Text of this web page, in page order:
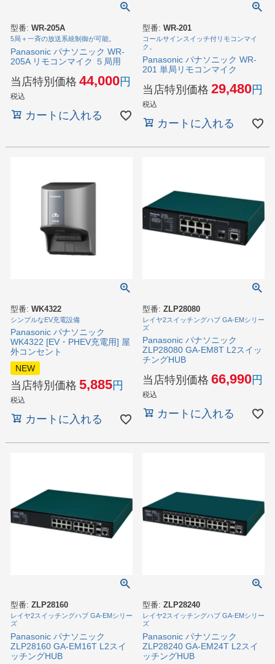
型番: WR-205A
5局＋一斉の放送系統制御が可能。
Panasonic パナソニック WR-
205A リモコンマイク ５局用
当店特別価格 44,000
税込
カートに入れる
型番: WR-201
コールサインスイッチ付リモコンマイ
ク。
Panasonic パナソニック WR-
201 単局リモコンマイク
当店特別価格 29,480
税込
カートに入れる
型番: WK4322
シンプルなEV充電設備
Panasonic パナソニック
WK4322 [EV・PHEV充電用] 屋
外コンセント
NEW
当店特別価格 5,885
税込
カートに入れる
型番: ZLP28080
レイヤ2スイッチングハブ GA-EMシリー
ズ
Panasonic パナソニック
ZLP28080 GA-EM8T L2スイッ
チングHUB
当店特別価格 66,990
税込
カートに入れる
型番: ZLP28160
レイヤ2スイッチングハブ GA-EMシリー
ズ
Panasonic パナソニック
ZLP28160 GA-EM16T L2スイ
ッチングHUB
型番: ZLP28240
レイヤ2スイッチングハブ GA-EMシリー
ズ
Panasonic パナソニック
ZLP28240 GA-EM24T L2スイ
ッチングHUB